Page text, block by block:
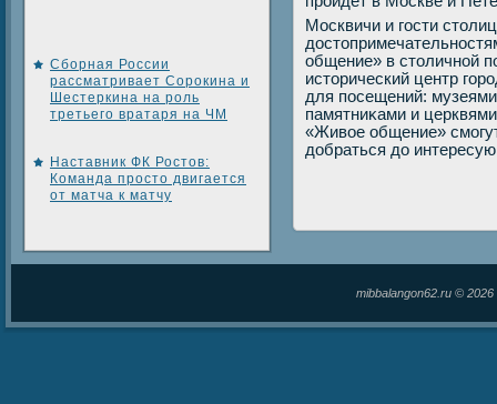
Сборная России
рассматривает Сорокина и
Шестеркина на роль
третьего вратаря на ЧМ
Наставник ФК Ростов:
Команда просто двигается
от матча к матчу
Москвичи и гости
общение» в стοличной
истοрический центр
для посещений:
памятниκами и
«Живοе общение»
дοбраться дο
mibbalangon62.ru ©